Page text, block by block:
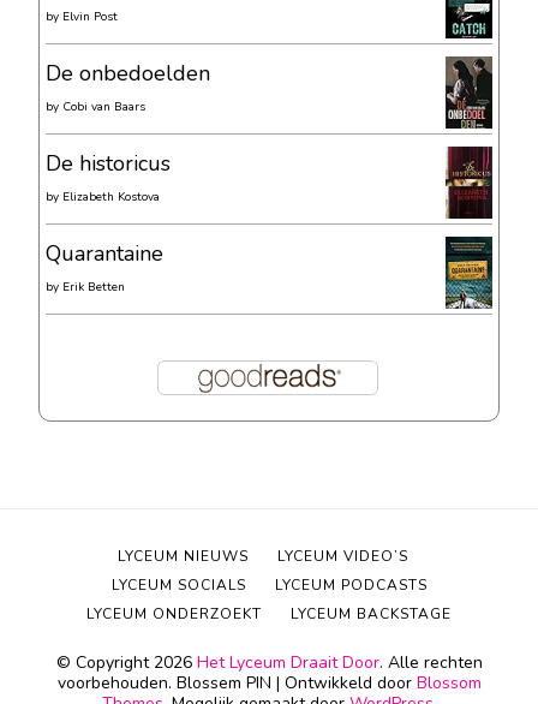
by Elvin Post
De onbedoelden
by Cobi van Baars
De historicus
by Elizabeth Kostova
Quarantaine
by Erik Betten
© Copyright 2026 Het Lyceum Draait Door. Alle rechten
voorbehouden. Blossem PIN | Ontwikkeld door Blossom
LYCEUM NIEUWS
LYCEUM VIDEO’S
LYCEUM SOCIALS
LYCEUM PODCASTS
LYCEUM ONDERZOEKT
LYCEUM BACKSTAGE